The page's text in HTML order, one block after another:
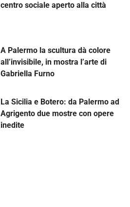
centro sociale aperto alla città
A Palermo la scultura dà colore
all’invisibile, in mostra l’arte di
Gabriella Furno
La Sicilia e Botero: da Palermo ad
Agrigento due mostre con opere
inedite